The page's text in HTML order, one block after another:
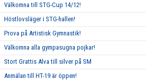
Välkomna till STG-Cup 14/12!
Höstlovsläger i STG-hallen!
Prova på Artistisk Gymnastik!
Välkomna alla gympasugna pojkar!
Stort Grattis Alva till silver på SM
Anmälan till HT-19 är öppen!